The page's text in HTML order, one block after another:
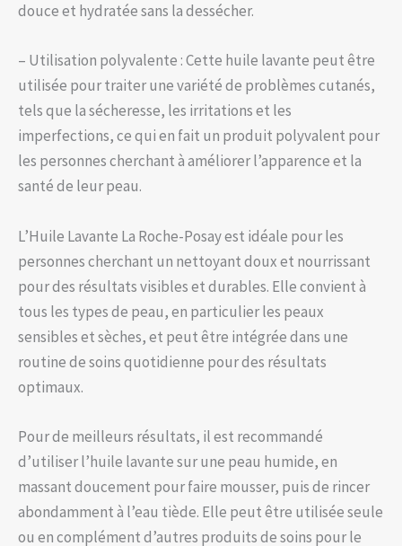
douce et hydratée sans la dessécher.
– Utilisation polyvalente : Cette huile lavante peut être
utilisée pour traiter une variété de problèmes cutanés,
tels que la sécheresse, les irritations et les
imperfections, ce qui en fait un produit polyvalent pour
les personnes cherchant à améliorer l’apparence et la
santé de leur peau.
L’Huile Lavante La Roche-Posay est idéale pour les
personnes cherchant un nettoyant doux et nourrissant
pour des résultats visibles et durables. Elle convient à
tous les types de peau, en particulier les peaux
sensibles et sèches, et peut être intégrée dans une
routine de soins quotidienne pour des résultats
optimaux.
Pour de meilleurs résultats, il est recommandé
d’utiliser l’huile lavante sur une peau humide, en
massant doucement pour faire mousser, puis de rincer
abondamment à l’eau tiède. Elle peut être utilisée seule
ou en complément d’autres produits de soins pour le